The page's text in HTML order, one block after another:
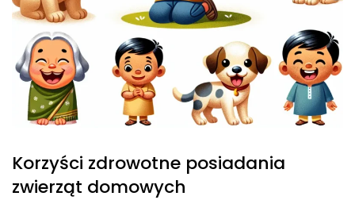
Korzyści zdrowotne posiadania
zwierząt domowych